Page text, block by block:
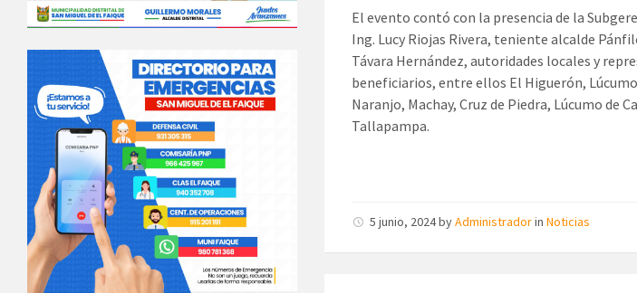
El evento contó con la presencia de la
Ing. Lucy Riojas Rivera, teniente alcalde
Távara Hernández, autoridades locales y
beneficiarios, entre ellos El Higuerón,
Naranjo, Machay, Cruz de Piedra, Lúcumo de
Tallapampa.
5 junio, 2024byAdministradorinNoticias